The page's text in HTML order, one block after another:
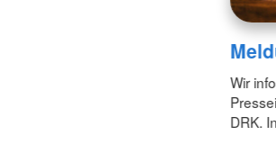
Wir
DRK.